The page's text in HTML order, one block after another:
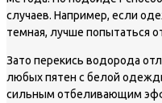
случаев. Например, если
темная, лучше попытаться
Зато перекись водорода
любых пятен с белой
сильным отбеливающим